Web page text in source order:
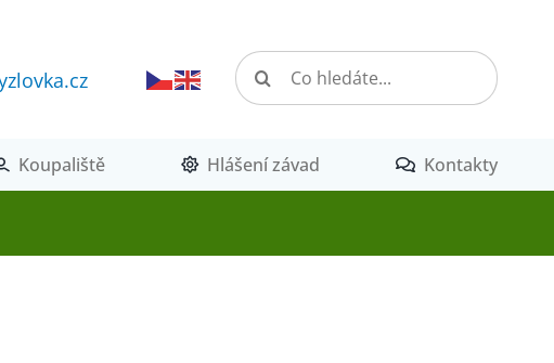
Hledat:
Koupaliště Hlášení závad Kontakty